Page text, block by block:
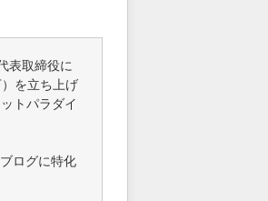
表取締役に
を立ち上げ
トパラダイ
ログに特化